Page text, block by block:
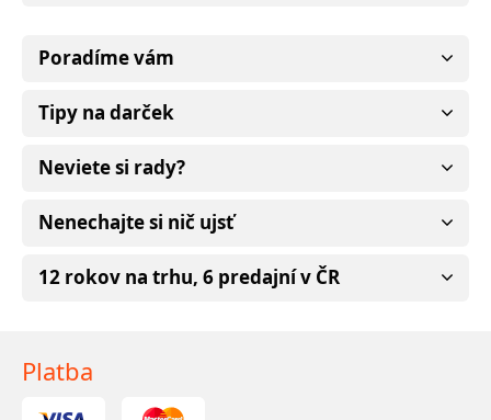
Poradíme vám
Tipy na darček
Neviete si rady?
Nenechajte si nič ujsť
12 rokov na trhu, 6 predajní v ČR
Platba